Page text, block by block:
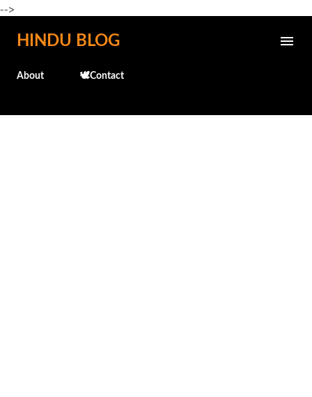
-->
Skip to main content
HINDU BLOG
About 🕊️Contact